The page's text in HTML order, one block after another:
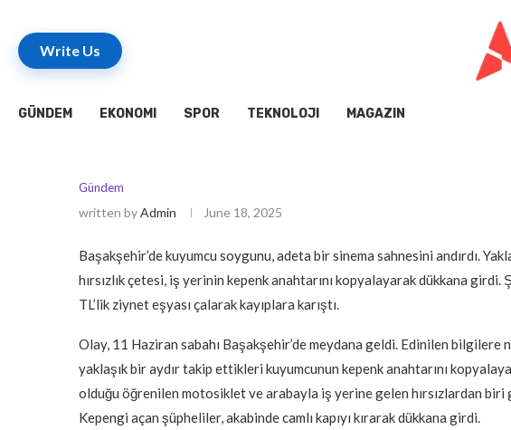
Write Us
GÜNDEM EKONOMI SPOR TEKNOLOJI MAGAZIN
Gündem
written byAdmin June 18, 2025
Başakşehir’de kuyumcu soygunu, adeta bir sinema sahnesini andırdı.
hırsızlık çetesi, iş yerinin kepenk anahtarını kopyalayarak dükkana
TL’lik ziynet eşyası çalarak kayıplara karıştı.
Olay, 11 Haziran sabahı Başakşehir’de meydana geldi. Edinilen
yaklaşık bir aydır takip ettikleri kuyumcunun kepenk anahtarını
olduğu öğrenilen motosiklet ve arabayla iş yerine gelen hırsızlardan
Kepengi açan şüpheliler, akabinde camlı kapıyı kırarak dükkana girdi.